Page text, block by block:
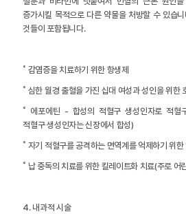
증가시킬 목적으로 다른 약물을 처방할 수 있습
것들이 포함됩니다.
˚ 감염증을 치료하기 위한 항생제
˚ 심한 월경 출혈을 가진 십대 여성과 성인을 위한
˚ 에포에틴 - 합성의 적혈구 생성인자로 적혈
적혈구 생성인자는 신장에서 합성)
˚ 자기 적혈구를 공격하는 면역계를 억제하기 위한
˚ 납 중독의 치료를 위한 킬레이트화 치료(주로 어
4. 내과적 시술